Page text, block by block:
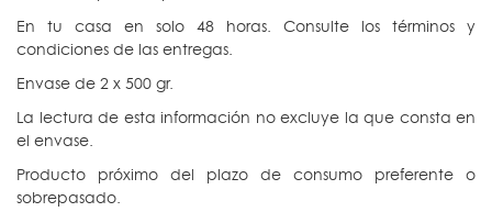
En tu casa en solo 48 horas. Consulte los términos y
condiciones de las entregas.
Envase de 2 x 500 gr.
La lectura de esta información no excluye la que consta en
el envase.
Producto próximo del plazo de consumo preferente o
sobrepasado.